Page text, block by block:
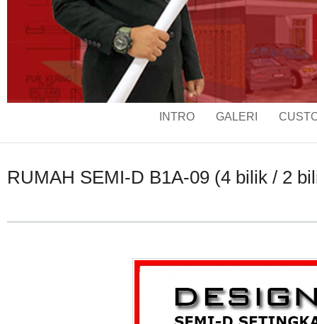
INTRO GALERI
RUMAH SEMI-D B1A-09 (4 bilik / 2